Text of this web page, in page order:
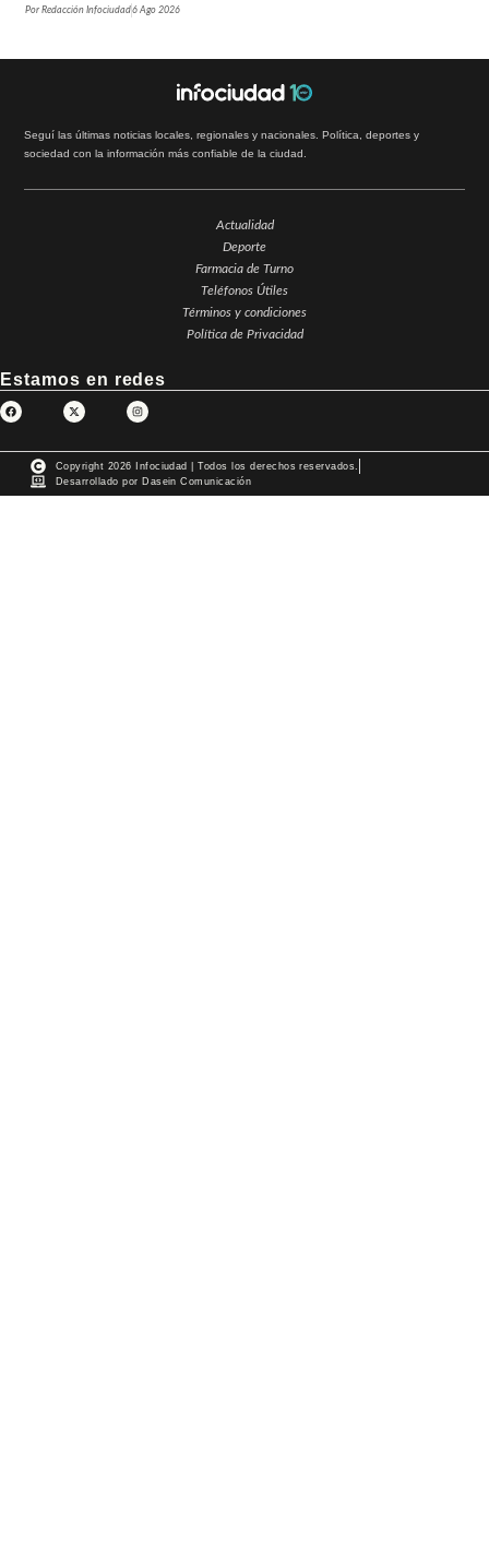
PorRedacción Infociudad6 Ago 2026
Seguí las últimas noticias locales, regionales y nacionales. Política, deportes y
sociedad con la información más confiable de la ciudad.
Actualidad
Deporte
Farmacia de Turno
Teléfonos Útiles
Términos y condiciones
Política de Privacidad
Estamos en redes
Copyright 2026 Infociudad | Todos los derechos reservados.
Desarrollado por Dasein Comunicación